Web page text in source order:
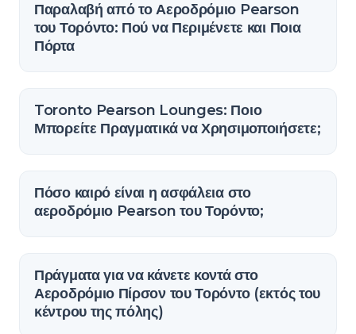
Παραλαβή από το Αεροδρόμιο Pearson
του Τορόντο: Πού να Περιμένετε και Ποια
Πόρτα
Toronto Pearson Lounges: Ποιο
Μπορείτε Πραγματικά να Χρησιμοποιήσετε;
Πόσο καιρό είναι η ασφάλεια στο
αεροδρόμιο Pearson του Τορόντο;
Πράγματα για να κάνετε κοντά στο
Αεροδρόμιο Πίρσον του Τορόντο (εκτός του
κέντρου της πόλης)